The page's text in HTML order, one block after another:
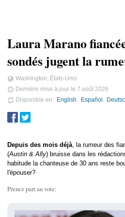
Laura Marano
sondés jugent la
Washington, États-Unis
Dernière mise à jour le 7 août 2026
Disponible en
English Español
Depuis des mois déjà, la rumeur des
(Austin & Ally) bruisse dans les
habitude la chanteuse de 30 ans reste
l'épouser?
Prenez part au vote: